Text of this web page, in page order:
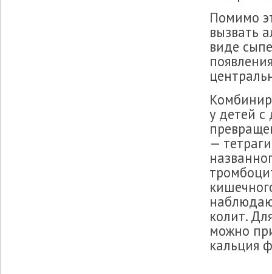
Помимо
вызвать
виде
у детей
—
колит.
можно
кальция